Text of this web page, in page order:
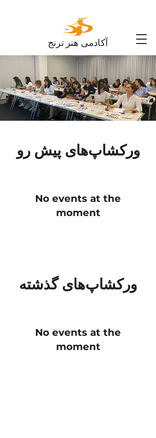
آکادمی هنر ترنج
اتریش
ورکشاپ‌های پیش رو
No events at the
moment
ورکشاپ‌های گذشته
No events at the
moment